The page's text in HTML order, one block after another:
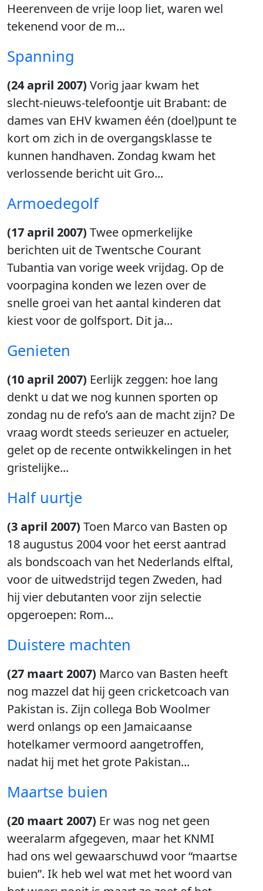
Heerenveen de vrije loop liet, waren wel
tekenend voor de m...
Spanning
(24 april 2007) Vorig jaar kwam het
slecht-nieuws-telefoontje uit Brabant: de
dames van EHV kwamen één (doel)punt te
kort om zich in de overgangsklasse te
kunnen handhaven. Zondag kwam het
verlossende bericht uit Gro...
Armoedegolf
(17 april 2007) Twee opmerkelijke
berichten uit de Twentsche Courant
Tubantia van vorige week vrijdag. Op de
voorpagina konden we lezen over de
snelle groei van het aantal kinderen dat
kiest voor de golfsport. Dit ja...
Genieten
(10 april 2007) Eerlijk zeggen: hoe lang
denkt u dat we nog kunnen sporten op
zondag nu de refo’s aan de macht zijn? De
vraag wordt steeds serieuzer en actueler,
gelet op de recente ontwikkelingen in het
gristelijke...
Half uurtje
(3 april 2007) Toen Marco van Basten op
18 augustus 2004 voor het eerst aantrad
als bondscoach van het Nederlands elftal,
voor de uitwedstrijd tegen Zweden, had
hij vier debutanten voor zijn selectie
opgeroepen: Rom...
Duistere machten
(27 maart 2007) Marco van Basten heeft
nog mazzel dat hij geen cricketcoach van
Pakistan is. Zijn collega Bob Woolmer
werd onlangs op een Jamaicaanse
hotelkamer vermoord aangetroffen,
nadat hij met het grote Pakistan...
Maartse buien
(20 maart 2007) Er was nog net geen
weeralarm afgegeven, maar het KNMI
had ons wel gewaarschuwd voor “maartse
buien”. Ik heb wel wat met het woord van